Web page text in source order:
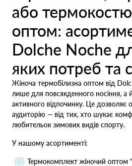
або
оптом:
Dolche Noche
яких потреб та
Жіноча термобілизна оптом від
лише для повсякденного носіння, а
активного відпочинку. Це дозволяє
аудиторію — від тих, хто шукає
любительок зимових видів спорту.
У нашому асортименті:
Термокомплект жіночий оптом